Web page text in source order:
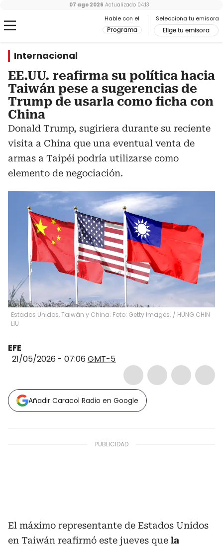
Hable con el
Programa
Selecciona tu emisora
Elige tu emisora
07 ago 2026 Actualizado 04:13
Internacional
EE.UU. reafirma su política hacia
Taiwán pese a sugerencias de
Trump de usarla como ficha con
China
Donald Trump, sugiriera durante su reciente
visita a China que una eventual venta de
armas a Taipéi podría utilizarse como
elemento de negociación.
Estados Unidos, Taiwán y China. Foto: Getty Images. / HUNG CHIN
LIU
EFE
21/05/2026 - 07:06 GMT-5
Añadir Caracol Radio en Google
El máximo representante de Estados Unidos
en Taiwán reafirmó este jueves que la